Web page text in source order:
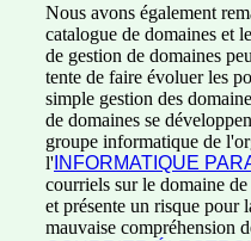
Nous avons également
catalogue de domaines et
de gestion de domaines
tente de faire évoluer les
simple gestion des
de domaines se
groupe informatique de
l' INFORMATIQUE
courriels sur le domaine
et présente un risque pour
mauvaise compréhension